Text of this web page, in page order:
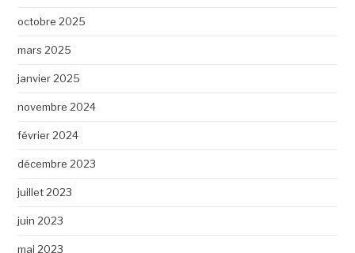
octobre 2025
mars 2025
janvier 2025
novembre 2024
février 2024
décembre 2023
juillet 2023
juin 2023
mai 2023